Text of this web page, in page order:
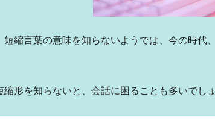
縮言葉の意味を知らないようでは、今の時代、
縮形を知らないと、会話に困ることも多いでしょ